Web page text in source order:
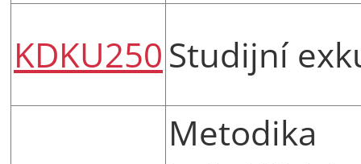
KDKU250Studijní
Metodika